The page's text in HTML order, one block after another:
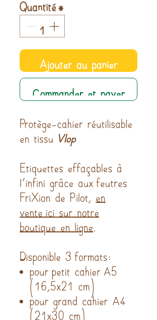
Quantité
Ajouter au panier
Commander et payer
Protège-cahier réutilisable
Vlop
Etiquettes effaçables à
l'infini grâce aux feutres
FriXion de Pilot,
boutique en ligne
Disponible 3 formats:
pour petit cahier A5
(16,5x21 cm)
pour grand cahier A4
(21x30 cm)